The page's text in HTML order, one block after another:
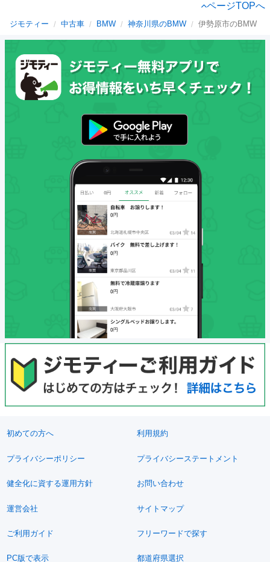
ページTOPへ
ジモティー 中古車 BMW 神奈川県のBMW 伊勢原市のBMW
初めての方へ 利用規約
プライバシーポリシー プライバシーステートメント
健全化に資する運用方針 お問い合わせ
運営会社 サイトマップ
ご利用ガイド フリーワードで探す
PC版で表示 都道府県選択